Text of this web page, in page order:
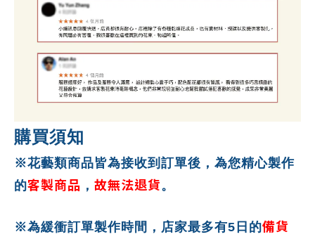
購買須知
※花藝類商品皆為接收到訂單後，為您精心製作
的客製商品 ， 故無法退貨 。
※為緩衝訂單製作時間，店家最多有5日的備貨